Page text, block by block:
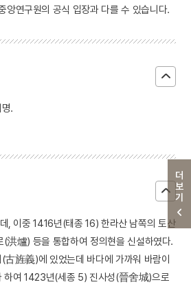
더보기
앙연구원의 공식 입장과 다를 수 있습니다.
.
, 이중 1416년(태종 16) 한라산 남쪽의 토산
爐) 등을 통합하여 정의현을 신설하였다.
古旌義)에 있었는데 바다에 가까워 바람이
하여 1423년(세종 5) 진사성(晉舍城)으로